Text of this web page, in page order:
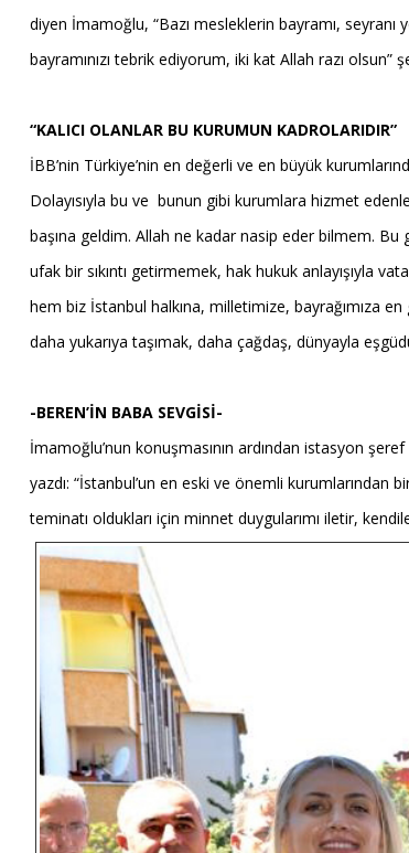
diyen İmamoğlu, “Bazı mesleklerin bayramı,
bayramınızı tebrik ediyorum, iki kat Allah razı olsun”
“KALICI OLANLAR BU KURUMUN KADROLARIDIR”
İBB’nin Türkiye’nin en değerli ve en büyük
Dolayısıyla bu ve bunun gibi kurumlara hizmet
başına geldim. Allah ne kadar nasip eder bilmem. Bu
ufak bir sıkıntı getirmemek, hak hukuk anlayışıyla
hem biz İstanbul halkına, milletimize, bayrağımıza
daha yukarıya taşımak, daha çağdaş, dünyayla
-BEREN’İN BABA SEVGİSİ-
İmamoğlu’nun konuşmasının ardından istasyon
yazdı: “İstanbul’un en eski ve önemli
teminatı oldukları için minnet duygularımı iletir,